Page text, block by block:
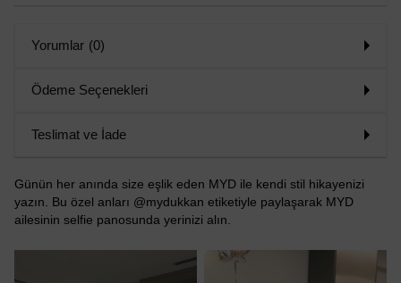
Yorumlar (0)
Ödeme Seçenekleri
Teslimat ve İade
Günün her anında size eşlik eden MYD ile kendi stil hikayenizi
yazın. Bu özel anları @mydukkan etiketiyle paylaşarak MYD
ailesinin selfie panosunda yerinizi alın.